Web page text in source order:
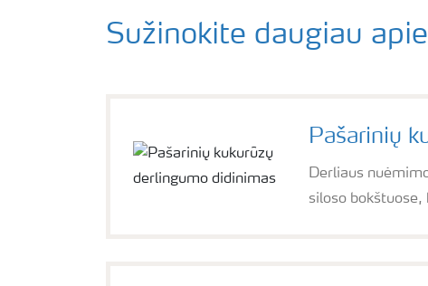
Sužinokite daugiau
Pašarinių
Derliaus
siloso bokštuose,